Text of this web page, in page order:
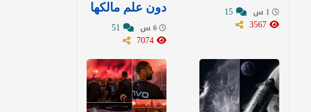
دون علم مالكها